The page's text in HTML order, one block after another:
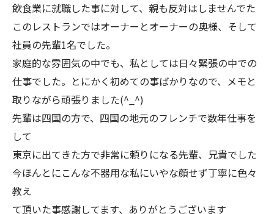
飲食業に就職した事に対して、親も反対はしませんでた
このレストランではオーナーとオーナーの奥様、そして
社員の先輩1名でした。
家庭的な雰囲気の中でも、私としては日々緊張の中での
仕事でした。とにかく初めての事ばかりなので、メモと
取りながら頑張りました(^_^)
先輩は四国の方で、四国の地元のフレンチで数年仕事を
して
東京に出てきた方で非常に頼りになる先輩、兄貴でした
今ほんとにこんな不器用な私にいやな顔せず丁寧に色々
教え
て頂いた事感謝してます、ありがとうございます